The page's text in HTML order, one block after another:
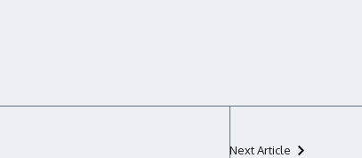
Next Article